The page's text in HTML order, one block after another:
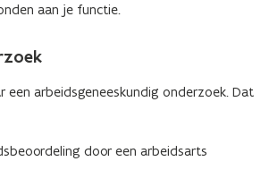
aan je functie.
een arbeidsgeneeskundig onderzoek. Dat
door een arbeidsarts